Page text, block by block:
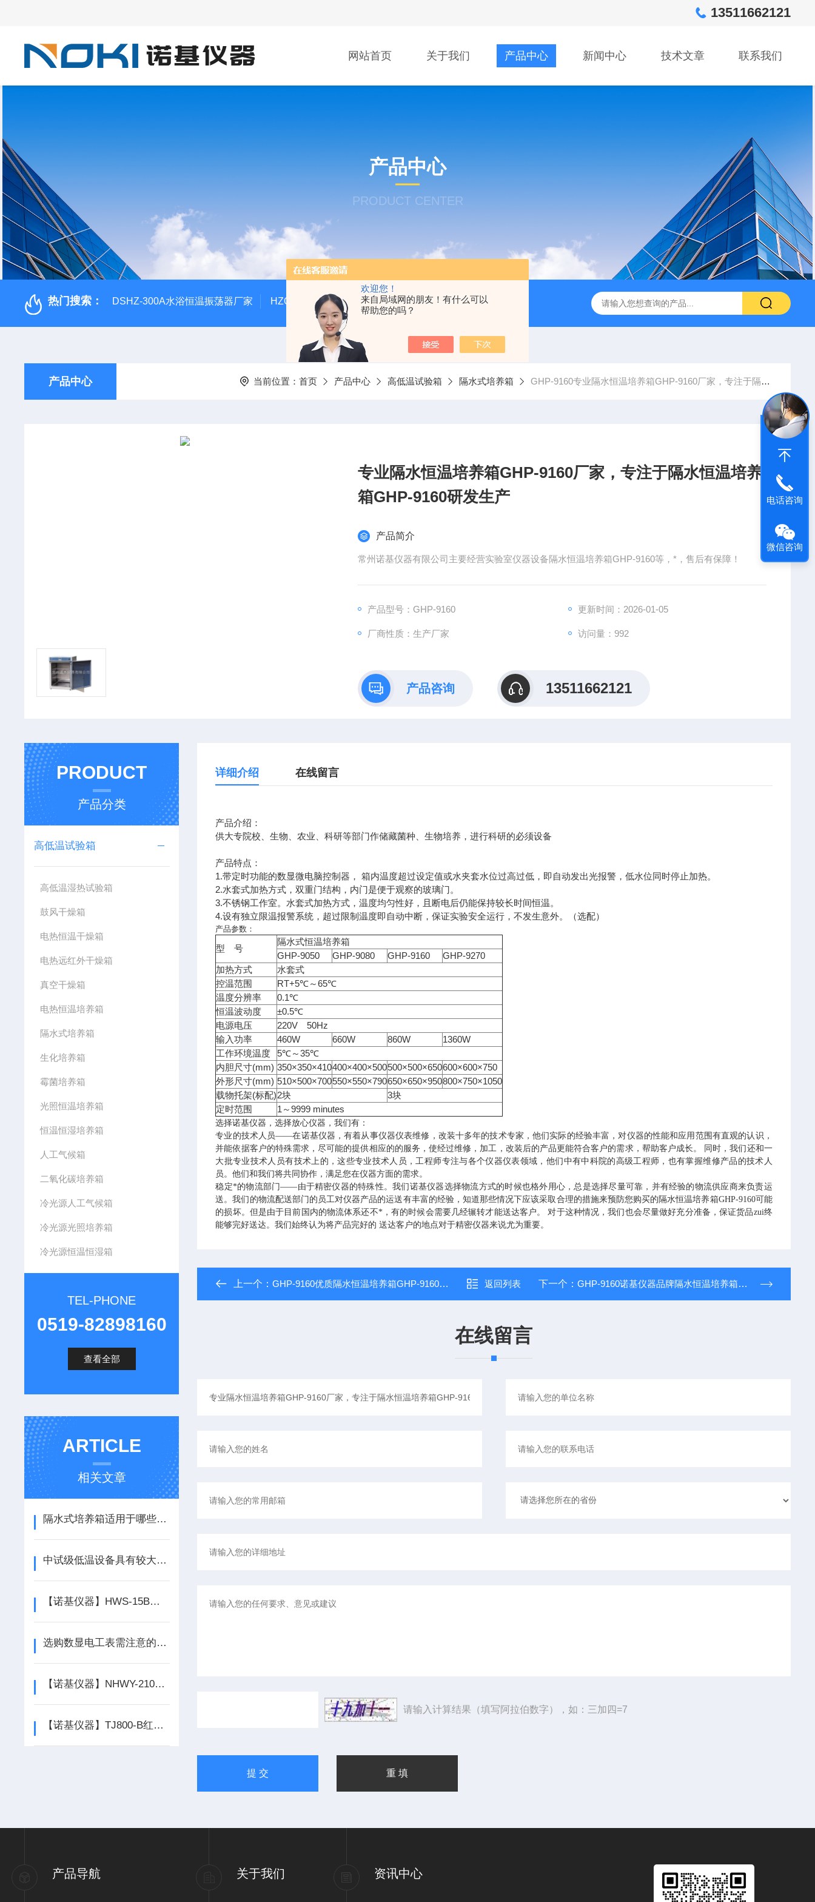
欢迎您！
来自局域网的朋友！有什么可以
帮助您的吗？
13511662121
网站首页 关于我们 产品中心 新闻中心 技术文章 联系我们
产品中心
PRODUCT CENTER
热门搜索： DSHZ-300A水浴恒温振荡器厂家 HZQ-F160全温振荡培养箱厂家价格 GGC-D大型全自动翻转式振荡萃取器 诺基LSHZ-300冷冻水浴恒温振荡器厂家
产品中心 当前位置：首页 产品中心 高低温试验箱 隔水式培养箱 GHP-9160专业隔水恒温培养箱GHP-9160厂家，专注于隔水恒温培养箱GHP-9160研发生产
专业隔水恒温培养箱GHP-9160厂家，专注于隔水恒温培养
箱GHP-9160研发生产
产品简介
常州诺基仪器有限公司主要经营实验室仪器设备隔水恒温培养箱GHP-9160等，*，售后有保障！
产品型号：GHP-9160 更新时间：2026-01-05
厂商性质：生产厂家 访问量：992
产品咨询 13511662121
PRODUCT
产品分类
高低温试验箱
高低温湿热试验箱
鼓风干燥箱
电热恒温干燥箱
电热远红外干燥箱
真空干燥箱
电热恒温培养箱
隔水式培养箱
生化培养箱
霉菌培养箱
光照恒温培养箱
恒温恒湿培养箱
人工气候箱
二氧化碳培养箱
冷光源人工气候箱
冷光源光照培养箱
冷光源恒温恒湿箱
TEL-PHONE
0519-82898160
查看全部
ARTICLE
相关文章
隔水式培养箱适用于哪些领域
中试级低温设备具有较大的温度调节范围
【诺基仪器】HWS-15B恒温循环水浴*，售后有保障
选购数显电工表需注意的几点
【诺基仪器】NHWY-2102立式大容量恒温摇床厂家/参数
【诺基仪器】TJ800-B红外接种环灭菌器厂家*
详细介绍 在线留言
产品介绍：
供大专院校、生物、农业、科研等部门作储藏菌种、生物培养，进行科研的必须设备
产品特点：
1.带定时功能的数显微电脑控制器， 箱内温度超过设定值或水夹套水位过高过低，即自动发出光报警，低水位同时停止加热。
2.水套式加热方式，双重门结构，内门是便于观察的玻璃门。
3.不锈钢工作室。水套式加热方式，温度均匀性好，且断电后仍能保持较长时间恒温。
4.设有独立限温报警系统，超过限制温度即自动中断，保证实验安全运行，不发生意外。（选配）
产品参数：
型 号
隔水式恒温培养箱
GHP-9050 GHP-9080 GHP-9160 GHP-9270
加热方式
水套式
控温范围
RT+5℃～65℃
温度分辨率
0.1℃
恒温波动度
±0.5℃
电源电压
220V 50Hz
输入功率 460W 660W 860W 1360W
工作环境温度 5℃～35℃
内胆尺寸(mm) 350×350×410400×400×500500×500×650600×600×750
外形尺寸(mm) 510×500×700550×550×790650×650×950800×750×1050
载物托架(标配)2块 3块
定时范围
1 ～9999 minutes
选择诺基仪器 ，选择放心仪器，我们有：
专业的技术人员——在诺基仪器 ，有着从事仪器仪表维修，改装十多年的技术专家，他们实际的经验丰富，对仪器的性能和应用范围有直观的认识，
并能依据客户的特殊需求，尽可能的提供相应的的服务，使经过维修，加工，改装后的产品更能符合客户的需求，帮助客户成长。
同时，我们还和一
大批专业技术人员有技术上的，这些专业技术人员，工程师专注与各个仪器仪表领域，他们中有中科院的高级工程师，也有掌握维修产品的技术人
员。他们和我们将共同协作，满足您在仪器方面的需求。
稳定*的物流部门——由于精密仪器的特殊性。我们诺基仪器选择物流方式的时候也格外用心，总是选择尽量可靠，并有经验的物流供应商来负责运
送。我们的物流配送部门的员工对仪器产品的运送有丰富的经验，知道那些情况下应该采取合理的措施来预防您购买的隔水恒温培养箱GHP-9160可能
的损坏。但是由于目前国内的物流体系还不*，有的时候会需要几经辗转才能送达客户。
对于这种情况，我们也会尽量做好充分准备，保证货品zui终
能够完好送达。我们始终认为将产品完好的 送达客户的地点对于精密仪器来说尤为重要。
上一个：GHP-9160优质隔水恒温培养箱GHP-9160*，售后有保障 返回列表 下一个： GHP-9160诺基仪器品牌隔水恒温培养箱GHP-9160可比进口产品
在线留言
请输入计算结果（填写阿拉伯数字），如：三加四=7
产品导航 关于我们 资讯中心
电话咨询
微信咨询